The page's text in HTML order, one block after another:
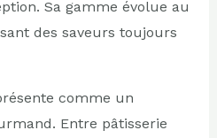
Sa gamme évolue au
des saveurs toujours
comme un
Entre pâtisserie